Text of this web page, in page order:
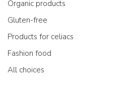
Organic products
Gluten-free
Products for celiacs
Fashion food
All choices